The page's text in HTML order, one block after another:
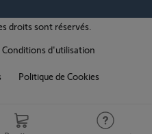
droits sont réservés.
Conditions d'utilisation
Politique de Cookies